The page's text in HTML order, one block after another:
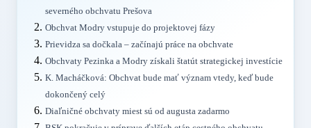
severného obchvatu Prešova
Obchvat Modry vstupuje do projektovej fázy
Prievidza sa dočkala – začínajú práce na obchvate
Obchvaty Pezinka a Modry získali štatút strategickej investície
K. Macháčková: Obchvat bude mať význam vtedy, keď bude
dokončený celý
Diaľničné obchvaty miest sú od augusta zadarmo